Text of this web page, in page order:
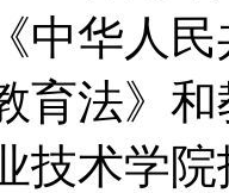
中华人
育法》
技术学